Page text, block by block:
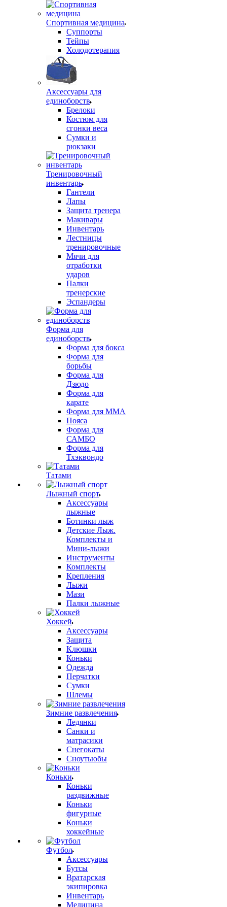
Спортивная медицина
Суппорты
Тейпы
Холодотерапия
Аксессуары для
единоборств
Брелоки
Костюм для
сгонки веса
Сумки и
рюкзаки
Тренировочный
инвентарь
Гантели
Лапы
Защита тренера
Макивары
Инвентарь
Лестницы
тренировочные
Мячи для
отработки
ударов
Палки
тренерские
Эспандеры
Форма для
единоборств
Форма для бокса
Форма для
борьбы
Форма для
Дзюдо
Форма для
карате
Форма для MMA
Пояса
Форма для
САМБО
Форма для
Тхэквондо
Татами
Лыжный спорт
Аксессуары
лыжные
Ботинки лыж
Детские Лыж.
Комплекты и
Мини-лыжи
Инструменты
Комплекты
Крепления
Лыжи
Мази
Палки лыжные
Хоккей
Аксессуары
Защита
Клюшки
Коньки
Одежда
Перчатки
Сумки
Шлемы
Зимние развлечения
Ледянки
Санки и
матрасики
Снегокаты
Сноутьюбы
Коньки
Коньки
раздвижные
Коньки
фигурные
Коньки
хоккейные
Футбол
Аксессуары
Бутсы
Вратарская
экипировка
Инвентарь
Медицина